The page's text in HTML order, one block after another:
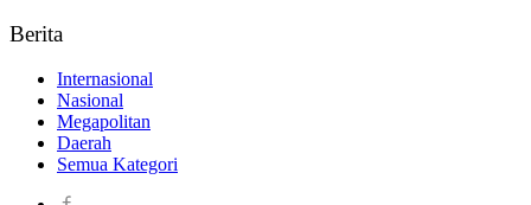
Berita
Internasional
Nasional
Megapolitan
Daerah
Semua Kategori